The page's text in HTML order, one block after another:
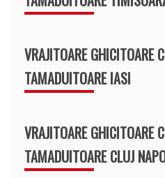
VRAJITOARE GHICITOARE
TAMADUITOARE IASI
VRAJITOARE GHICITOARE
TAMADUITOARE CLUJ